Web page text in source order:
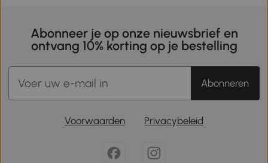
Abonneer je op onze nieuwsbrief en
ontvang 10% korting op je bestelling
Abonneren
Voorwaarden Privacybeleid